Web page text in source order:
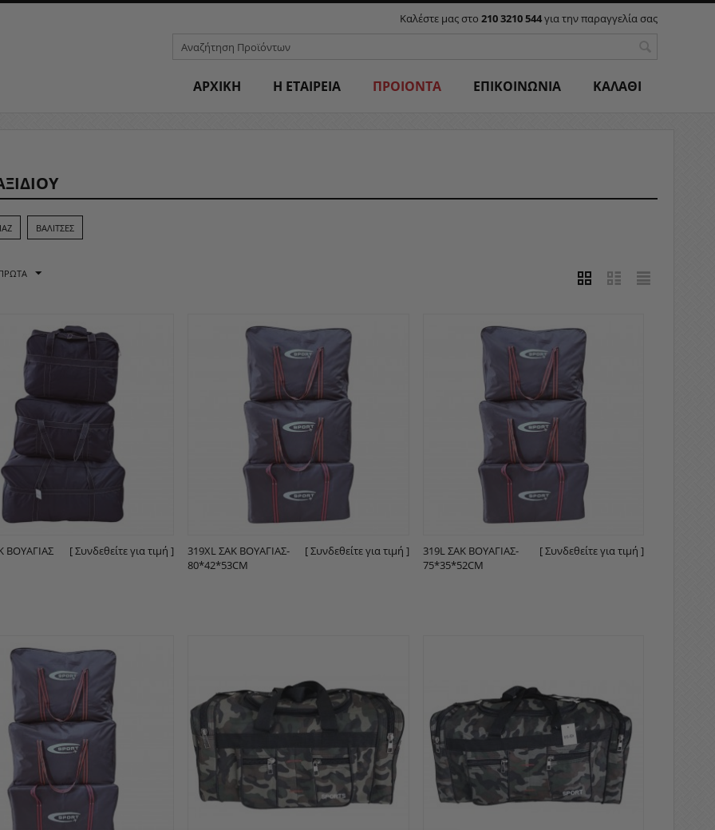
Καλέστε μας στο 210 3210 544για την παραγγελία σας
ΑΡΧΙΚΗ H ΕΤΑΙΡΕΙΑ ΠΡΟΙΟΝΤΑ ΕΠΙΚΟΙΝΩΝΙΑ ΚΑΛΑΘΙ
ΒΑΛΊΤΣΕΣ
ΒΟΥΑΓΙΆΣ
[ Συνδεθείτε για τιμή ]
319XL ΣΑΚ ΒΟΥΑΓΙΆΣ-
80*42*53CM
[ Συνδεθείτε για τιμή ]
319L ΣΑΚ ΒΟΥΑΓΙΆΣ-
75*35*52CM
[ Συνδεθείτε για τιμή ]